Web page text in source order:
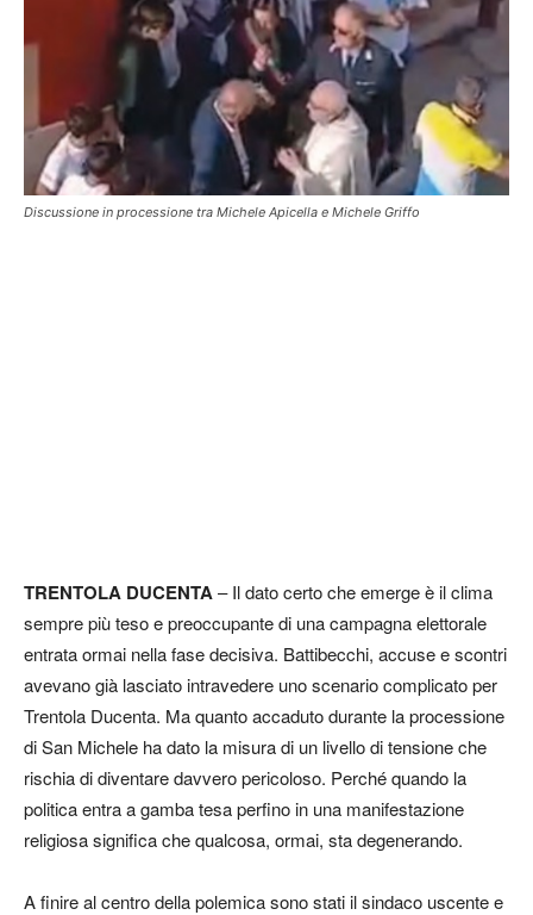
Discussione in processione tra Michele Apicella e Michele Griffo
TRENTOLA DUCENTA– Il dato certo che emerge è il clima
sempre più teso e preoccupante di una campagna elettorale
entrata ormai nella fase decisiva. Battibecchi, accuse e scontri
avevano già lasciato intravedere uno scenario complicato per
Trentola Ducenta. Ma quanto accaduto durante la processione
di San Michele ha dato la misura di un livello di tensione che
rischia di diventare davvero pericoloso. Perché quando la
politica entra a gamba tesa perfino in una manifestazione
religiosa significa che qualcosa, ormai, sta degenerando.
A finire al centro della polemica sono stati il sindaco uscente e